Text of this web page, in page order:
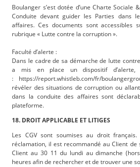
Boulanger s’est dotée d’une Charte Sociale
Conduite devant guider les Parties dans
affaires. Ces documents sont accessibles
rubrique « Lutte contre la corruption ».
Faculté d’alerte :
Dans le cadre de sa démarche de lutte
a mis en place un dispositif d’alerte,
: https://report.whistleb.com/fr/
révéler des situations de corruption ou allant
dans la conduite des affaires sont
plateforme.
18. DROIT APPLICABLE ET LITIGES
Les CGV sont soumises au droit
réclamation, il est recommandé au Client de
Client au 30 11 du lundi au dimanche
heures afin de rechercher et de trouver une